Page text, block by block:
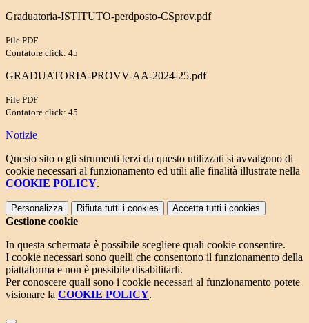
Graduatoria-ISTITUTO-perdposto-CSprov.pdf
File PDF
Contatore click: 45
GRADUATORIA-PROVV-AA-2024-25.pdf
File PDF
Contatore click: 45
Notizie
Questo sito o gli strumenti terzi da questo utilizzati si avvalgono di
cookie necessari al funzionamento ed utili alle finalità illustrate nella
COOKIE POLICY.
Personalizza Rifiuta tutti i cookies Accetta tutti i cookies
Gestione cookie
In questa schermata è possibile scegliere quali cookie consentire.
I cookie necessari sono quelli che consentono il funzionamento della
piattaforma e non è possibile disabilitarli.
Per conoscere quali sono i cookie necessari al funzionamento potete
visionare la COOKIE POLICY.